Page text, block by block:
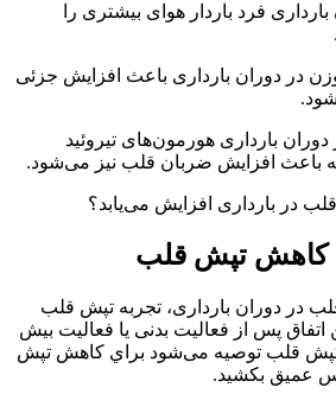
فرد باردار هوای بیشتری را
در دوران بارداری باعث افزایش جزئی
بارداری هورمون‌های تیروئید
باعث افزایش ضربان قلب نیز می‌شود.
كاهش تپش قلب
در دوران بارداری، تجربه تپش قلب
پس از فعالیت بدنی یا فعالیت بیش
تپش قلب توصیه می‌شود براي كاهش تپش
عمیق بکشید.